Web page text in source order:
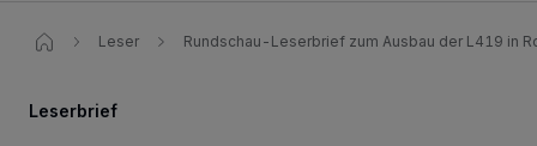
Leser Rundschau-Leserbrief zum Ausbau der L419 in
Leserbrief